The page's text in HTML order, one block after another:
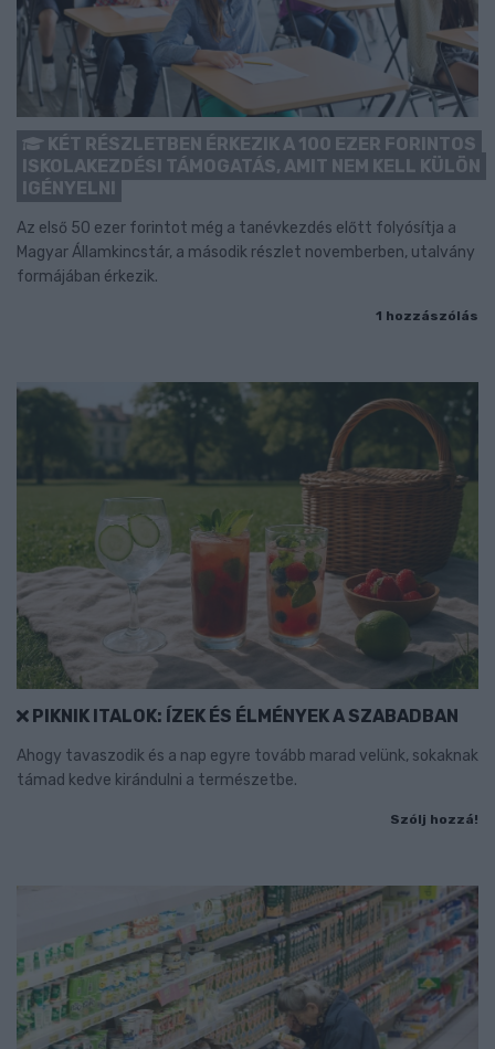
KÉT RÉSZLETBEN ÉRKEZIK A 100 EZER FORINTOS
ISKOLAKEZDÉSI TÁMOGATÁS, AMIT NEM KELL KÜLÖN
IGÉNYELNI
Az első 50 ezer forintot még a tanévkezdés előtt folyósítja a
Magyar Államkincstár, a második részlet novemberben, utalvány
formájában érkezik.
1 hozzászólás
PIKNIK ITALOK: ÍZEK ÉS ÉLMÉNYEK A SZABADBAN
Ahogy tavaszodik és a nap egyre tovább marad velünk, sokaknak
támad kedve kirándulni a természetbe.
Szólj hozzá!